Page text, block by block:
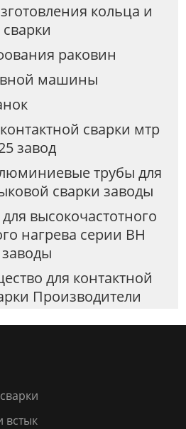
кольца и
сварки
раковин
машины
сварки мтр
завод
трубы для
сварки заводы
высокочастотного
нагрева серии BH
заводы
для контактной
Производители
встык